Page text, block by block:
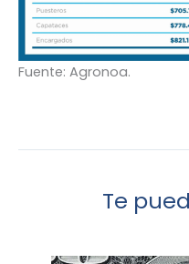
Fuente: Agronoa.
Te